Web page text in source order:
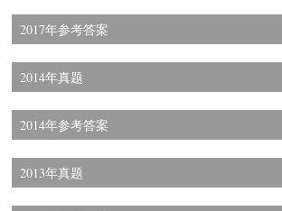
2017年参考答案
2014年真题
2014年参考答案
2013年真题